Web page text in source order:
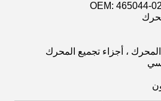
465044-
، أجزاء تجميع المحرك